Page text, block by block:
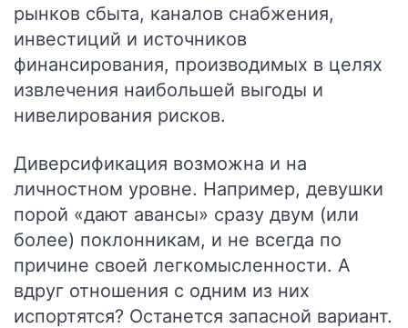
рынков сбыта, каналов снабжения,
инвестиций и источников
финансирования, производимых в целях
извлечения наибольшей выгоды и
нивелирования рисков.
Диверсификация возможна и на
личностном уровне. Например, девушки
порой «дают авансы» сразу двум (или
более) поклонникам, и не всегда по
причине своей легкомысленности. А
вдруг отношения с одним из них
испортятся? Останется запасной вариант.